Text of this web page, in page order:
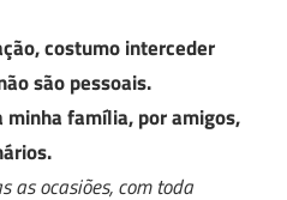
costumo interceder
são pessoais.
família, por amigos,
as ocasiões, com toda